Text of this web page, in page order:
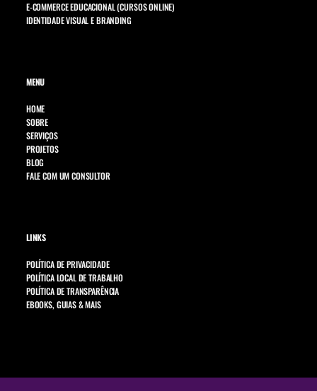
E-COMMERCE EDUCACIONAL (CURSOS ONLINE)
IDENTIDADE VISUAL E BRANDING
MENU
HOME
SOBRE
SERVIÇOS
PROJETOS
BLOG
FALE COM UM CONSULTOR
LINKS
POLÍTICA DE PRIVACIDADE
POLÍTICA LOCAL DE TRABALHO
POLÍTICA DE TRANSPARÊNCIA
EBOOKS, GUIAS & MAIS